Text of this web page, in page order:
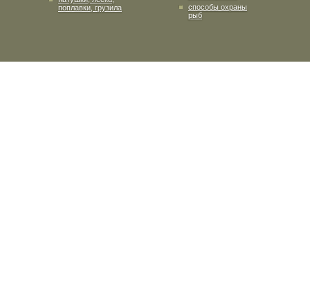
поплавки, грузила
способы охраны
рыб